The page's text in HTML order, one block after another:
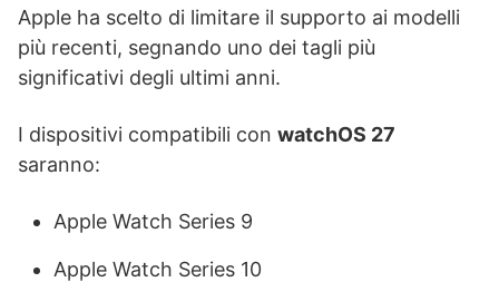
Apple ha scelto di limitare il supporto ai modelli
più recenti, segnando uno dei tagli più
significativi degli ultimi anni.
I dispositivi compatibili con watchOS 27
saranno:
Apple Watch Series 9
Apple Watch Series 10